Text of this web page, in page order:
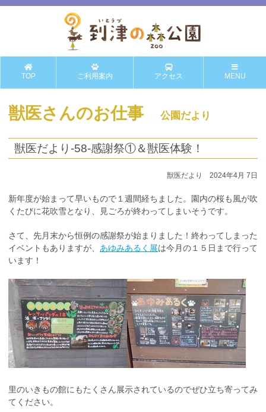
TOP ご利用案内 アクセス MENU
獣医さんのお仕事 公園だより
獣医だより‐58-感謝祭①＆獣医体験！
獣医だより 2024年4月 7日
新年度が始まって早いもので１週間経ちました。園内の桜も風が吹
くたびに花吹雪となり、見ごろが終わってしまいそうです。
さて、先月末から恒例の感謝祭が始まりました！終わってしまった
イベントもありますが、 あゆみあるく展は今月の１５日まで行って
います！
里のいきもの館にもたくさん展示されているのでぜひ立ち寄ってみ
てください。